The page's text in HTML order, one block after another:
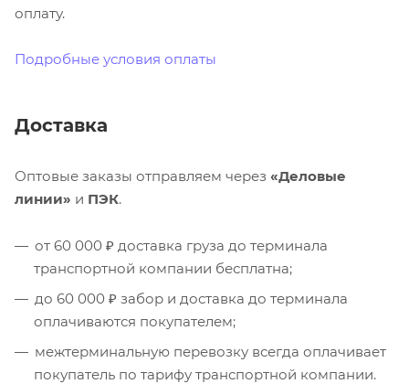
оплату.
Подробные условия оплаты
Доставка
Оптовые заказы отправляем через «Деловые
линии» и ПЭК.
от 60 000 ₽ доставка груза до терминала
транспортной компании бесплатна;
до 60 000 ₽ забор и доставка до терминала
оплачиваются покупателем;
межтерминальную перевозку всегда оплачивает
покупатель по тарифу транспортной компании.